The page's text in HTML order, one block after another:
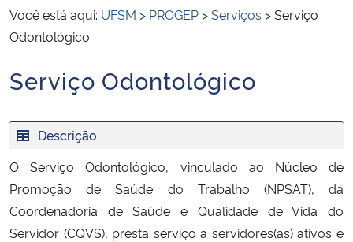
Ministério das Relações Exteriores
Ministério da Infraestrutura
Ministério da Agricultura, Pecuária e Abastecimento
Ministério da Educação
Ministério da Cidadania
Você está aqui: UFSM > PROGEP >Serviços >Serviço
Odontológico
Início do conteúdo
Serviço Odontológico
Descrição
O Serviço Odontológico, vinculado ao Núcleo de
Promoção de Saúde do Trabalho (NPSAT), da
Coordenadoria de Saúde e Qualidade de Vida do
Servidor (CQVS), presta serviço a servidores(as) ativos e